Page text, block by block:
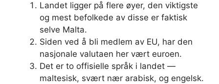
Landet ligger på flere øyer, den viktigste
og mest befolkede av disse er faktisk
selve Malta.
Siden ved å bli medlem av EU, har den
nasjonale valutaen her vært euroen.
Det er to offisielle språk i landet —
maltesisk, svært nær arabisk, og engelsk.